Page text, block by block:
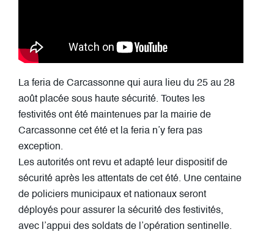
La feria de Carcassonne qui aura lieu du 25 au 28
août placée sous haute sécurité. Toutes les
festivités ont été maintenues par la mairie de
Carcassonne cet été et la feria n’y fera pas
exception.
Les autorités ont revu et adapté leur dispositif de
sécurité après les attentats de cet été. Une centaine
de policiers municipaux et nationaux seront
déployés pour assurer la sécurité des festivités,
avec l’appui des soldats de l’opération sentinelle.